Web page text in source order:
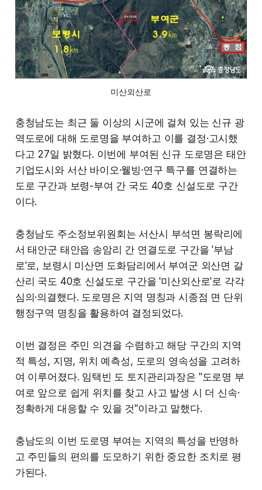
미산외산로
충청남도는 최근 둘 이상의 시군에 걸쳐 있는 신규 광
역도로에 대해 도로명을 부여하고 이를 결정·고시했
다고 27일 밝혔다. 이번에 부여된 신규 도로명은 태안
기업도시와 서산 바이오·웰빙·연구 특구를 연결하는
도로 구간과 보령-부여 간 국도 40호 신설도로 구간
이다.
충청남도 주소정보위원회는 서산시 부석면 봉락리에
서 태안군 태안읍 송암리 간 연결도로 구간을 '부남
로'로, 보령시 미산면 도화담리에서 부여군 외산면 갈
산리 국도 40호 신설도로 구간을 '미산외산로'로 각각
심의·의결했다. 도로명은 지역 명칭과 시종점 면 단위
행정구역 명칭을 활용하여 결정되었다.
이번 결정은 주민 의견을 수렴하고 해당 구간의 지역
적 특성, 지명, 위치 예측성, 도로의 영속성을 고려하
여 이루어졌다. 임택빈 도 토지관리과장은 "도로명 부
여로 앞으로 쉽게 위치를 찾고 사고 발생 시 더 신속·
정확하게 대응할 수 있을 것"이라고 말했다.
충남도의 이번 도로명 부여는 지역의 특성을 반영하
고 주민들의 편의를 도모하기 위한 중요한 조치로 평
가된다.